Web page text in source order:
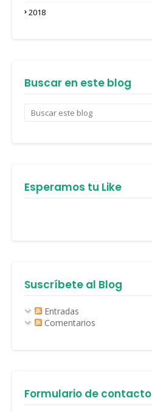
2018
Buscar en este blog
Esperamos tu Like
Suscríbete al Blog
Entradas
Comentarios
Formulario de contacto